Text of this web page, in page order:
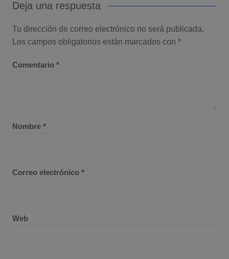
Deja una respuesta
Tu dirección de correo electrónico no será publicada.
Los campos obligatorios están marcados con *
Comentario *
Nombre *
Correo electrónico *
Web